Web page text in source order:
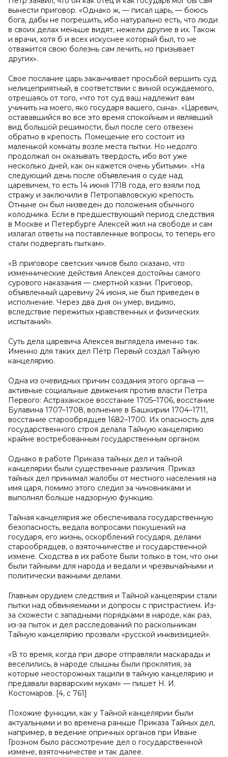
вынести приговор. «Однако ж, — писал царь, — боюсь
бога, дабы не погрешить, ибо натурально есть, что люди
в своих делах меньше видят, нежели другие в их. Також
и врачи, хотя б и всех искуснее который был, то не
отважится свою болезнь сам лечить, но призывает
других».
Свое послание царь заканчивает просьбой вершить суд
нелицеприятный, в соответствии с виной осуждаемого,
отрешаясь от того, «что тот суд ваш надлежит вам
учинить на моего, яко государя вашего, сына». «Царевич,
остававшийся во все это время спокойным и являвший
вид большой решимости, был после сего отвезен
обратно в крепость. Помещение его состоит из
маленькой комнаты возле места пытки. Но недолго
продолжал он оказывать твердость, ибо вот уже
несколько дней, как он кажется очень убитыми». «На
следующий день после объявления о суде над
царевичем, то есть 14 июня 1718 года, его взяли под
стражу и заключили в Петропавловскую крепость.
Отныне он был низведен до положения обычного
колодника. Если в предшествующий период следствия
в Москве и Петербурге Алексей жил на свободе и сам
излагал ответы на поставленные вопросы, то теперь его
стали подвергать пыткам».
«В приговоре светских чинов было сказано, что
изменнические действия Алексея достойны самого
сурового наказания — смертной казни. Приговор,
объявленный царевичу 24 июня, не был приведен в
исполнение. Через два дня он умер, видимо,
вследствие пережитых нравственных и физических
испытаний».
Суть дела царевича Алексея выглядела именно так.
Именно для таких дел Пётр Первый создал Тайную
канцелярию.
Одна из очевидных причин создания этого органа —
активные социальные движения против власти Петра
Первого: Астраханское восстание 1705–1706, восстание
Булавина 1707–1708, волнение в Башкирии 1704–1711,
восстание старообрядцев 1682–1700. Их опасность для
государственного строя делала Тайную канцелярию
крайне востребованным государственным органом.
Однако в работе Приказа тайных дел и тайной
канцелярии были существенные различия. Приказ
тайных дел принимал жалобы от местного населения на
имя царя, помимо этого следил за чиновниками и
выполнял больше надзорную функцию.
Тайная канцелярия же обеспечивала государственную
безопасность, ведала вопросами покушений на
государя, его жизнь, оскорблений государя, делами
старообрядцев, о взяточничестве и государственной
измене. Сходства в их работе были только в том, что они
были тайными для народа и ведали и чрезвычайными и
политически важными делами.
Главным орудием следствия и Тайной канцелярии стали
пытки над обвиняемыми и допросы с пристрастием. Из-
за схожести с западными порядками в народе, как раз,
из-за пыток и дел расследований по раскольникам
Тайную канцелярию прозвали «русской инквизицией».
«В то время, когда при дворе отправляли маскарады и
веселились, в народе слышны были проклятия, за
которые неосторожных тащили в тайную канцелярию и
предавали варварским мукам» — пишет Н. И.
Костомаров. [4, с 761]
Похожие функции, как у Тайной канцелярии были
актуальными и во времена раньше Приказа Тайных дел,
например, в ведение опричных органов при Иване
Грозном было рассмотрение дел о государственной
измене, взяточничестве и так далее.